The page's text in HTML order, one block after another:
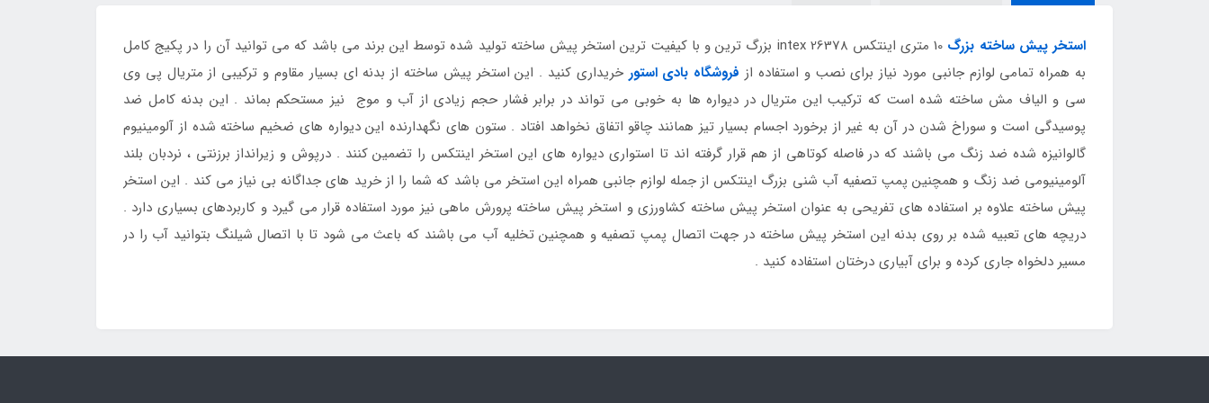
استخر پیش ساخته بزرگ
10 متری اینتکس intex 26378 بزرگ ترین و با کیفیت ترین استخر پیش ساخته تولید شده توسط این برند می باشد که می توانید آن را در پکیج کامل
به همراه تمامی لوازم جانبی مورد نیاز برای نصب و استفاده از فروشگاه بادی استور خریداری کنید . این استخر پیش ساخته از بدنه ای بسیار مقاوم و ترکیبی از متریال پی وی
سی و الیاف مش ساخته شده است که ترکیب این متریال در دیواره ها به خوبی می تواند در برابر فشار حجم زیادی از آب و موج نیز مستحکم بماند . این بدنه کامل ضد
پوسیدگی است و سوراخ شدن در آن به غیر از برخورد اجسام بسیار تیز همانند چاقو اتفاق نخواهد افتاد . ستون های نگهدارنده این دیواره های ضخیم ساخته شده از آلومینیوم
گالوانیزه شده ضد زنگ می باشند که در فاصله کوتاهی از هم قرار گرفته اند تا استواری دیواره های این استخر اینتکس را تضمین کنند . درپوش و زیرانداز برزنتی ، نردبان بلند
آلومینیومی ضد زنگ و همچنین پمپ تصفیه آب شنی بزرگ اینتکس از جمله لوازم جانبی همراه این استخر می باشد که شما را از خرید های جداگانه بی نیاز می کند . این استخر
پیش ساخته علاوه بر استفاده های تفریحی به عنوان استخر پیش ساخته کشاورزی و استخر پیش ساخته پرورش ماهی نیز مورد استفاده قرار می گیرد و کاربردهای بسیاری دارد .
دریچه های تعبیه شده بر روی بدنه این استخر پیش ساخته در جهت اتصال پمپ تصفیه و همچنین تخلیه آب می باشند که باعث می شود تا با اتصال شیلنگ بتوانید آب را در
مسیر دلخواه جاری کرده و برای آبیاری درختان استفاده کنید .